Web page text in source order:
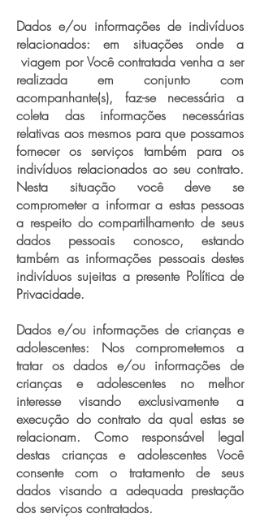
Dados e/ou informações de indivíduos
relacionados: em situações onde a
viagem por Você contratada venha a ser
realizada em conjunto com
acompanhante(s), faz-se necessária a
coleta das informações necessárias
relativas aos mesmos para que possamos
fornecer os serviços também para os
indivíduos relacionados ao seu contrato.
Nesta situação você deve se
comprometer a informar a estas pessoas
a respeito do compartilhamento de seus
dados pessoais conosco, estando
também as informações pessoais destes
indivíduos sujeitas a presente Política de
Privacidade.
Dados e/ou informações de crianças e
adolescentes: Nos comprometemos a
tratar os dados e/ou informações de
crianças e adolescentes no melhor
interesse visando exclusivamente a
execução do contrato da qual estas se
relacionam. Como responsável legal
destas crianças e adolescentes Você
consente com o tratamento de seus
dados visando a adequada prestação
dos serviços contratados.